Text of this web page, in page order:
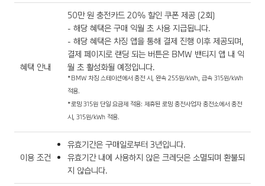
혜택 안내
50만 원 충전카드 20% 할인 쿠폰 제공 (2회)
- 해당 혜택은 구매 익월 초 사용 지급됩니다.
- 해당 혜택은 차징 앱을 통해 결제 진행 이후 제공되며,
결제 페이지로 랜딩 되는 버튼은 BMW 밴티지 앱 내 익
월 초 활성화될 예정입니다.
*BMW 차징 스테이션에서 충전 시, 완속 255원/kWh, 급속 315원/kWh
적용.
*로밍 315원 단일 요금제 적용: 제휴된 로밍 충전사업자 충전소에서 충전
시, 315원/kWh 적용.
이용 조건
유효기간은 구매일로부터 3년입니다.
유효기간 내에 사용하지 않은 크레딧은 소멸되며 환불되
지 않습니다.